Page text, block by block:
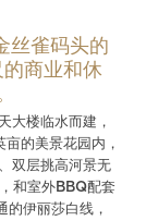
丝雀码头的
商业和休
大楼临水而建，
的美景花园内，
双层挑高河景无
和室外BBQ配套
的伊丽莎白线，